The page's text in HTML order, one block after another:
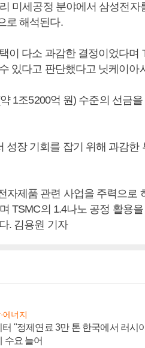
미세공정 분야에서 삼성전자
로 해석된다.
이 다소 과감한 결정이었다며
있다고 판단했다고 닛케이아
1조5200억 원) 수준의 선금
장 기회를 잡기 위해 과감한
자제품 관련 사업을 주력으로
TSMC의 1.4나노 공정 활용
. 김용원 기자
에너지
터 "정제연료 3만 톤 한국에서 러시
수요 늘어